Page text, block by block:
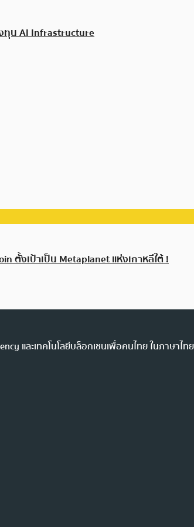
ทุน AI Infrastructure
ตั้งเป้าเป็น Metaplanet แห่งเกาหลีใต้ !
และเทคโนโลยีบล็อกเชนเพื่อคนไทย ในภาษา